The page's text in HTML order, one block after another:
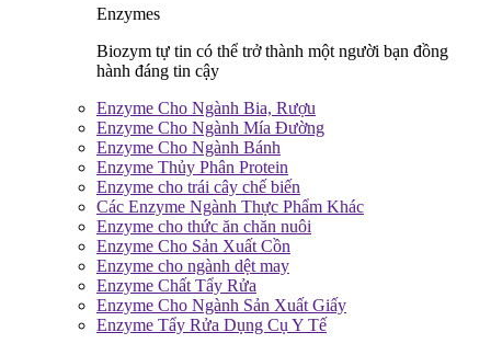
Enzymes
Biozym tự tin có thể trở thành một người bạn đồng
hành đáng tin cậy
Enzyme Cho Ngành Bia, Rượu
Enzyme Cho Ngành Mía Đường
Enzyme Cho Ngành Bánh
Enzyme Thủy Phân Protein
Enzyme cho trái cây chế biến
Các Enzyme Ngành Thực Phẩm Khác
Enzyme cho thức ăn chăn nuôi
Enzyme Cho Sản Xuất Cồn
Enzyme cho ngành dệt may
Enzyme Chất Tẩy Rửa
Enzyme Cho Ngành Sản Xuất Giấy
Enzyme Tẩy Rửa Dụng Cụ Y Tế